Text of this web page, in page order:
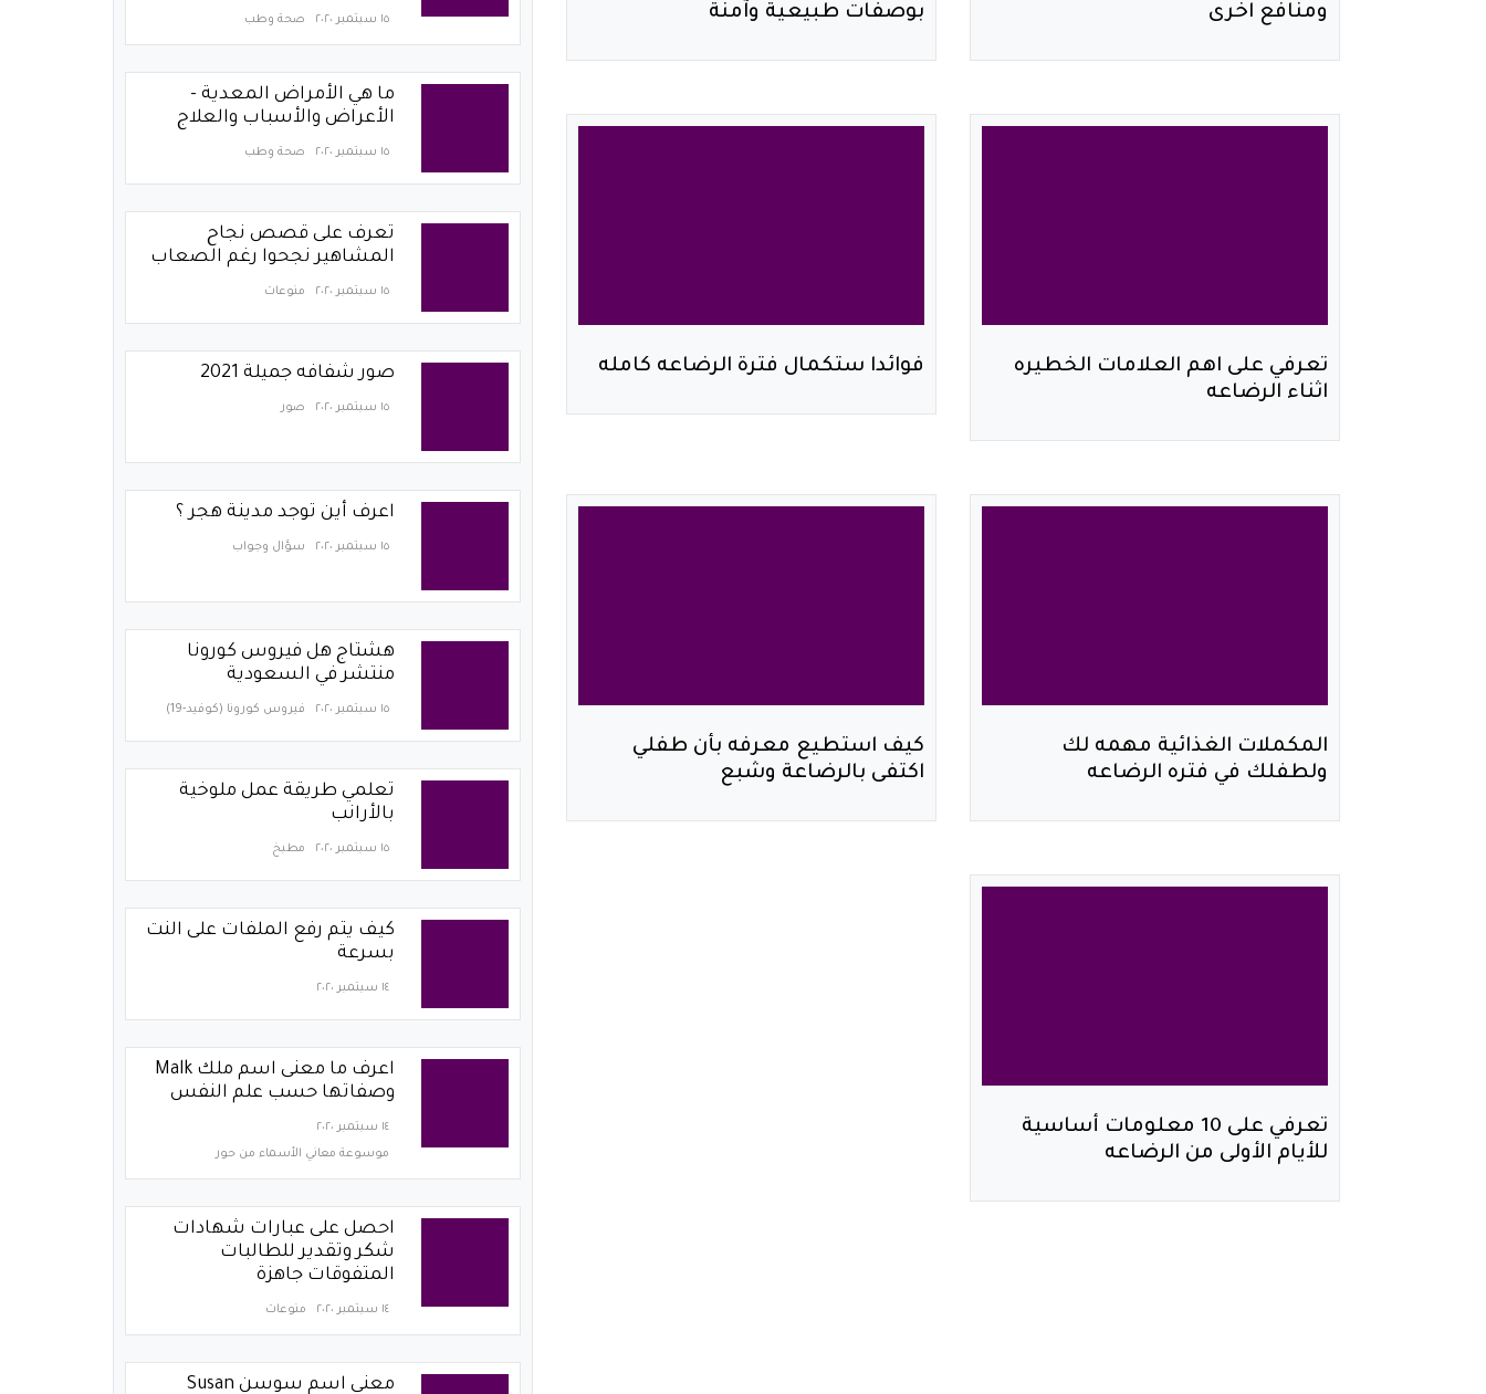
ومنافع اخرى
بوصفات طبيعية وآمنة
تعرفي على اهم العلامات الخطيره
اثناء الرضاعه
فوائدا ستكمال فترة الرضاعه كامله
المكملات الغذائية مهمه لك
ولطفلك في فتره الرضاعه
كيف استطيع معرفه بأن طفلي
اكتفى بالرضاعة وشبع
تعرفي على 10 معلومات أساسية
للأيام الأولى من الرضاعه
١٥ سبتمبر ٢٠٢٠ صحة وطب
ما هي الأمراض المعدية -
الأعراض والأسباب والعلاج
١٥ سبتمبر ٢٠٢٠ صحة وطب
تعرف على قصص نجاح
المشاهير نجحوا رغم الصعاب
١٥ سبتمبر ٢٠٢٠ منوعات
صور شفافه جميلة 2021
١٥ سبتمبر ٢٠٢٠ صور
اعرف أين توجد مدينة هجر ؟
١٥ سبتمبر ٢٠٢٠ سؤال وجواب
هشتاج هل فيروس كورونا
منتشر في السعودية
١٥ سبتمبر ٢٠٢٠ فيروس كورونا (كوفيد-19)‏
تعلمي طريقة عمل ملوخية
بالأرانب
١٥ سبتمبر ٢٠٢٠ مطبخ
كيف يتم رفع الملفات على النت
بسرعة
١٤ سبتمبر ٢٠٢٠
اعرف ما معنى اسم ملك Malk
وصفاتها حسب علم النفس
١٤ سبتمبر ٢٠٢٠
موسوعة معاني الأسماء من حور
احصل على عبارات شهادات
شكر وتقدير للطالبات
المتفوقات جاهزة
١٤ سبتمبر ٢٠٢٠ منوعات
معنى اسم سوسن Susan